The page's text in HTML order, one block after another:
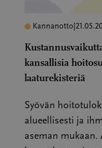
Kannanotto
kansallisia
laaturekisteriä
Syövän
alueellisesti ja
aseman mukaan.